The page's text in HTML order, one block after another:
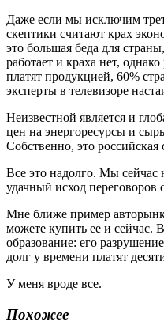
Даже если мы исключим
скептики считают крах
это большая беда для
работает и краха нет,
платят продукцией, 60%
эксперты в телевизоре
Неизвестной является и
цен на энергоресурсы и
Собственно, это российская
Все это надолго. Мы сейчас
удачный исход
Мне ближе пример
можете купить ее и сейчас.
образование: его
долг у времени платят
У меня вроде все.
Похожее